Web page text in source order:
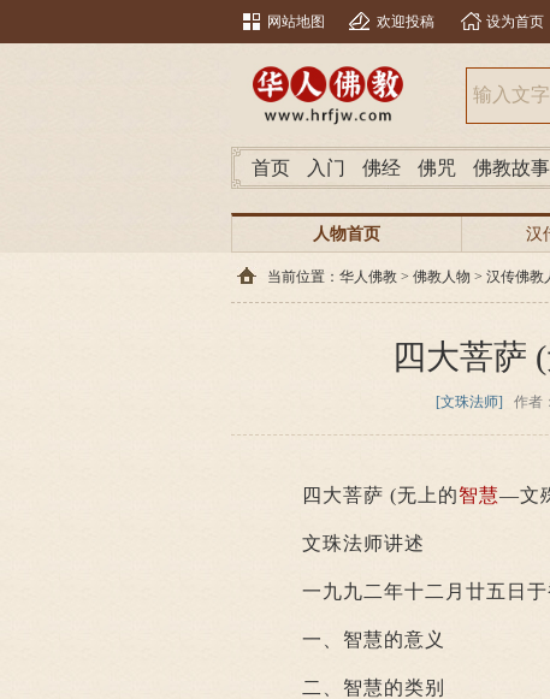
网站地图 欢迎投稿 设为首页
首页 入门 佛经 佛咒 佛教故事
人物首页 汉
当前位置： 华人佛教 > 佛教人物 > 汉传佛教
四大菩萨
[文珠法师] 作者
四大菩萨 (无上的智慧—文
文珠法师讲述
一九九二年十二月廿五日于
一、智慧的意义
二、智慧的类别